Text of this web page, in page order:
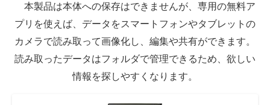
本製品は本体への保存はできませんが、専用の無料ア
プリを使えば、データをスマートフォンやタブレットの
カメラで読み取って画像化し、編集や共有ができます。
読み取ったデータはフォルダで管理できるため、欲しい
情報を探しやすくなります。